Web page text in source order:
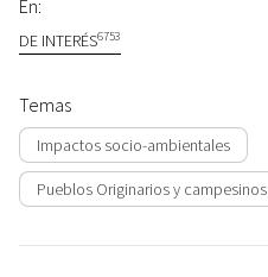
En:
DE INTERÉS6753
Temas
Impactos socio-ambientales
Pueblos Originarios y campesinos